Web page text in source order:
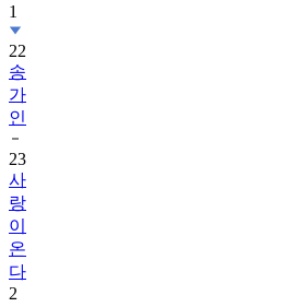
1
22
송
가
인
23
사
랑
이
온
다
2